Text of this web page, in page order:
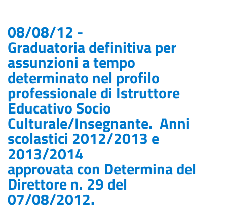
08/08/12 -
Graduatoria definitiva per
assunzioni a tempo
determinato nel profilo
professionale di Istruttore
Educativo Socio
Culturale/Insegnante. Anni
scolastici 2012/2013 e
2013/2014
approvata con Determina del
Direttore n. 29 del
07/08/2012.